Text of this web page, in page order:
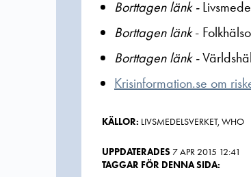
Borttagen länk -
Borttagen länk-
Borttagen länk -
Krisinformation.se om
KÄLLOR: LIVSMEDELSVERKET, WHO
UPPDATERADES 7 APR 2015 12:41
TAGGAR FÖR DENNA SIDA: